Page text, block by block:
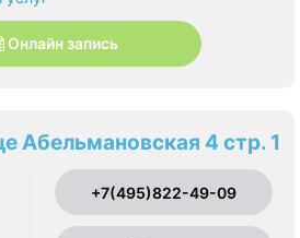
Онлайн запись
Абельмановская 4 стр. 1
+7(495)822-49-09